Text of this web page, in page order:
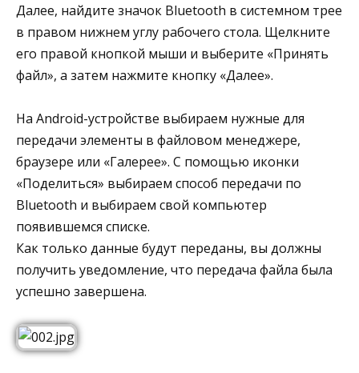
Далее, найдите значок Bluetooth в системном трее
в правом нижнем углу рабочего стола. Щелкните
его правой кнопкой мыши и выберите «Принять
файл», а затем нажмите кнопку «Далее».
На Android-устройстве выбираем нужные для
передачи элементы в файловом менеджере,
браузере или «Галерее». С помощью иконки
«Поделиться» выбираем способ передачи по
Bluetooth и выбираем свой компьютер
появившемся списке.
Как только данные будут переданы, вы должны
получить уведомление, что передача файла была
успешно завершена.